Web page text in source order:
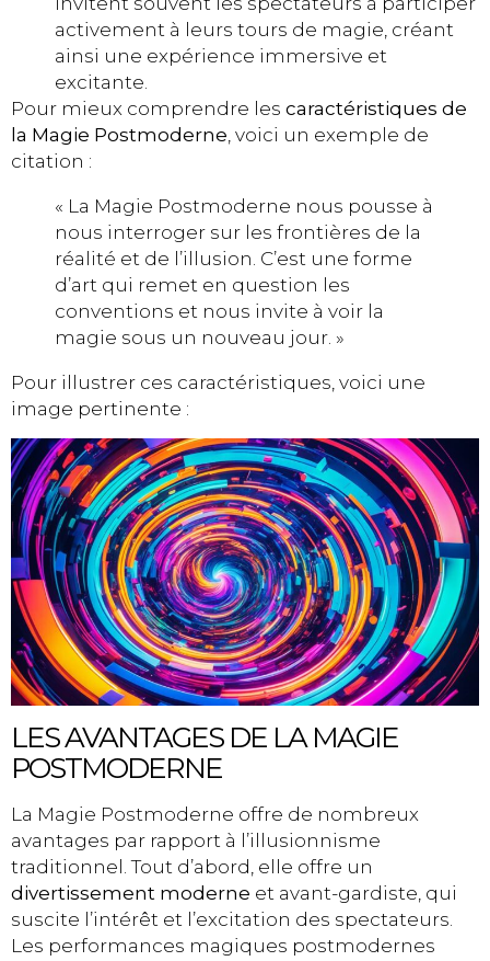
activement à leurs tours de magie, créant
ainsi une expérience immersive et
excitante.
Pour mieux comprendre les caractéristiques de
la Magie Postmoderne, voici un exemple de
citation :
« La Magie Postmoderne nous pousse à
nous interroger sur les frontières de la
réalité et de l’illusion. C’est une forme
d’art qui remet en question les
conventions et nous invite à voir la
magie sous un nouveau jour. »
Pour illustrer ces caractéristiques, voici une
image pertinente :
LES AVANTAGES DE LA MAGIE
POSTMODERNE
La Magie Postmoderne offre de nombreux
avantages par rapport à l’illusionnisme
traditionnel. Tout d’abord, elle offre un
divertissement moderne et avant-gardiste, qui
suscite l’intérêt et l’excitation des spectateurs.
Les performances magiques postmodernes